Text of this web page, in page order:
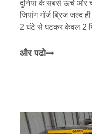
​दुनिया के सबसे ऊंचे और
जियांग गॉर्ज ब्रिज जल्द
2 घंटे से घटकर केवल 2
की बुनियादी ढांचे की
एक पूरी तरह से
की कगार पर है, जो
और पढो